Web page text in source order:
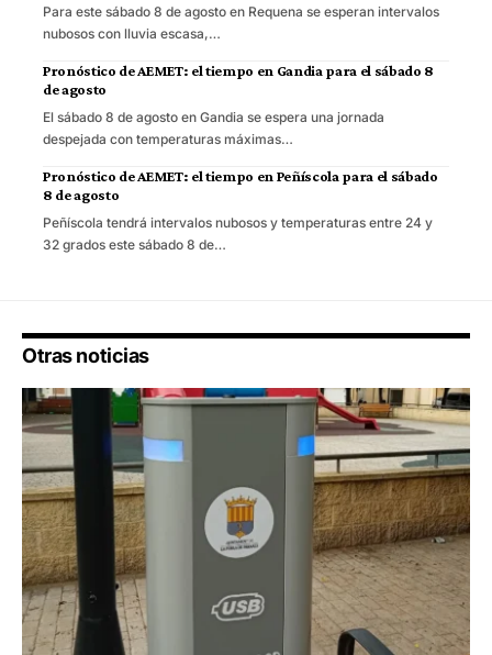
Para este sábado 8 de agosto en Requena se esperan intervalos
nubosos con lluvia escasa,…
Pronóstico de AEMET: el tiempo en Gandia para el sábado 8
de agosto
El sábado 8 de agosto en Gandia se espera una jornada
despejada con temperaturas máximas…
Pronóstico de AEMET: el tiempo en Peñíscola para el sábado
8 de agosto
Peñíscola tendrá intervalos nubosos y temperaturas entre 24 y
32 grados este sábado 8 de…
Otras noticias